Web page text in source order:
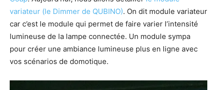
variateur (le Dimmer de QUBINO). On dit module variateur
car c’est le module qui permet de faire varier l’intensité
lumineuse de la lampe connectée. Un module sympa
pour créer une ambiance lumineuse plus en ligne avec
vos scénarios de domotique.